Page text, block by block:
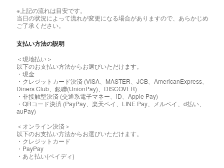
※上記の流れは目安です。
当日の状況によって流れが変更になる場合がありますので、あらかじめ
ご了承ください。
支払い方法の説明
＜現地払い＞
以下のお支払い方法からお選びいただけます。
・現金
・クレジットカード決済 (VISA、MASTER、JCB、AmericanExpress、
Diners Club、銀聯(UnionPay)、DISCOVER)
・非接触型決済 (交通系電子マネー、iD、Apple Pay)
・QRコード決済 (PayPay、楽天ペイ、LINE Pay、メルペイ、d払い、
auPay)
＜オンライン決済＞
以下のお支払い方法からお選びいただけます。
・クレジットカード
・PayPay
・あと払い(ペイディ)